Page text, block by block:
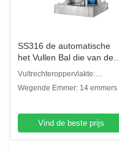
SS316 de automatische
het Vullen Bal die van de
Machinechocolade en de
Opsporingssysteem wegen
herladen van de Kopcode
Vultrechteroppervlakte:
Duidelijke plaatvultrechter
Wegende Emmer: 14 emmers
Vind de beste prijs